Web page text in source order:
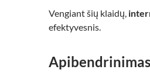
Vengiant šių klaidų,
efektyvesnis.
Apibendrinimas